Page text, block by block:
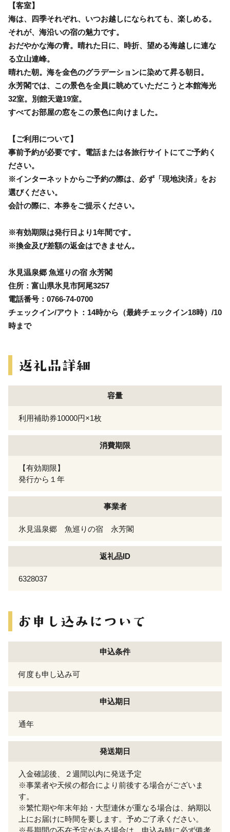
【客室】
海は、四季それぞれ、いつお越しになられても、楽しめる。
それが、海沿いの宿の魅力です。
おだやかな海の青。晴れた日に、時折、望める海越しに連な
る立山連峰。
晴れた朝。海を金色のグラデーションに染めて昇る朝日。
永芳閣では、この景色を全員に眺めていただこうと本館海光
32室。別館天遊19室。
すべてお部屋の窓をこの景色に向けました。
【ご利用について】
事前予約が必要です。電話または各旅行サイトにてご予約く
ださい。
※インターネットからご予約の際は、必ず「現地決済」をお
選びください。
会計の際に、本券をご提示ください。
※有効期限は発行日より1年間です。
※換金及び差額の返金はできません。
氷見温泉郷 魚巡りの宿 永芳閣
住所：富山県氷見市阿尾3257
電話番号：0766-74-0700
チェックイン/アウト：14時から（最終チェックイン18時）/10
時まで
容量
利用補助券10000円×1枚
消費期限
【有効期限】
発行から１年
事業者
氷見温泉郷 魚巡りの宿 永芳閣
返礼品ID
6328037
申込条件
何度も申し込み可
申込期日
通年
発送期日
入金確認後、２週間以内に発送予定
※事業者や天候の都合により前後する場合がございま
す。
※繁忙期や年末年始・大型連休が重なる場合は、納期以
上にお届けに時間を要します。予めご了承ください。
※長期間の不在予定がある場合は、申込み時に必ず備考